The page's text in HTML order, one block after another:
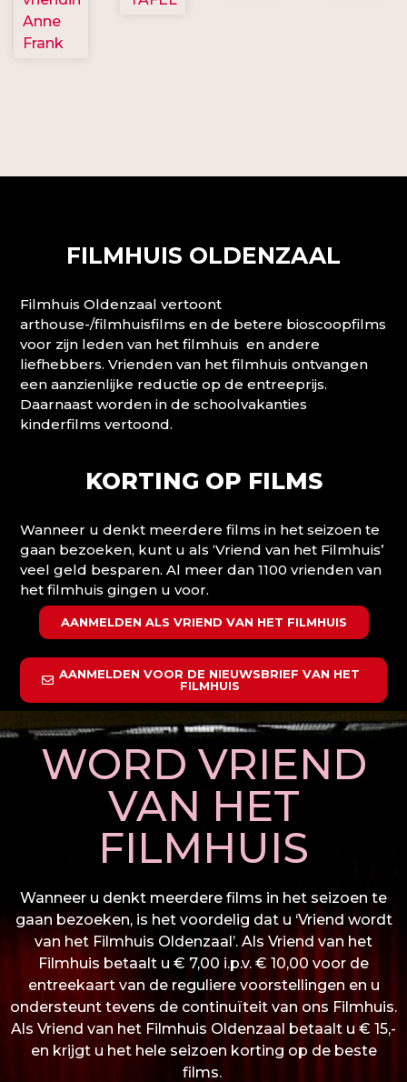
Anne
Frank
FILMHUIS OLDENZAAL
Filmhuis Oldenzaal vertoont
arthouse-/filmhuisfilms en de betere bioscoopfilms
voor zijn leden van het filmhuis en andere
liefhebbers. Vrienden van het filmhuis ontvangen
een aanzienlijke reductie op de entreeprijs.
Daarnaast worden in de schoolvakanties
kinderfilms vertoond.
KORTING OP FILMS
Wanneer u denkt meerdere films in het seizoen te
gaan bezoeken, kunt u als ‘Vriend van het Filmhuis’
veel geld besparen. Al meer dan 1100 vrienden van
het filmhuis gingen u voor.
AANMELDEN ALS VRIEND VAN HET FILMHUIS
AANMELDEN VOOR DE NIEUWSBRIEF VAN HET
FILMHUIS
WORD VRIEND
VAN HET
FILMHUIS
Wanneer u denkt meerdere films in het seizoen te
gaan bezoeken, is het voordelig dat u ‘Vriend wordt
van het Filmhuis Oldenzaal’. Als Vriend van het
Filmhuis betaalt u € 7,00 i.p.v. € 10,00 voor de
entreekaart van de reguliere voorstellingen en u
ondersteunt tevens de continuïteit van ons Filmhuis.
Als Vriend van het Filmhuis Oldenzaal betaalt u € 15,-
en krijgt u het hele seizoen korting op de beste
films.